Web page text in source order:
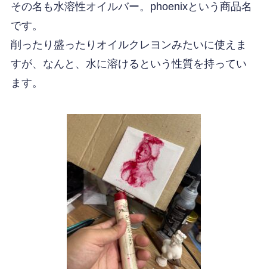
その名も水溶性オイルバー。phoenixという商品名
です。
削ったり盛ったりオイルクレヨンみたいに使えま
すが、なんと、水に溶けるという性質を持ってい
ます。